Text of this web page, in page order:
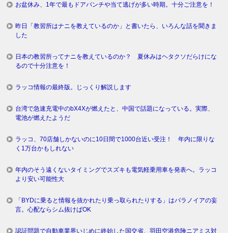
お盆休み、1年で最もドアパンチや当て逃げが多い時期。十分ご注意を！
昨日「教習所はナニを教えているのか」と書いたら、いろんな話を聞きま
した
日本の教習所ってナニを教えているのか？ 夏休みはヘタクソだらけにな
るので十分注意を！
ラッコ情報の最終版。じっくり解説します
台湾で急速充電中のbX4Xが燃えたと、中国で話題になっている。実際、
電池が燃えたようだ
ラッコ、70店舗しかないのに10日間で1000台近い受注！ 年内に限りな
く1万台かもしれない
年内のそう遠くないタイミングでスズキも電気軽乗用車を発表へ。ラッコ
より安い可能性大
「BYDに乗ると情報を抜かれたり乗っ取られたりする」はパラノイアの妄
言。心配ならシム抜けばOK
認証問題で自動車業界いじめに終始した国交省、羽田空港危険ニアミス対